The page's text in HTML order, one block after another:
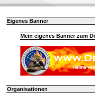
Eigenes Banner
Mein eigenes Banner zum
Organisationen